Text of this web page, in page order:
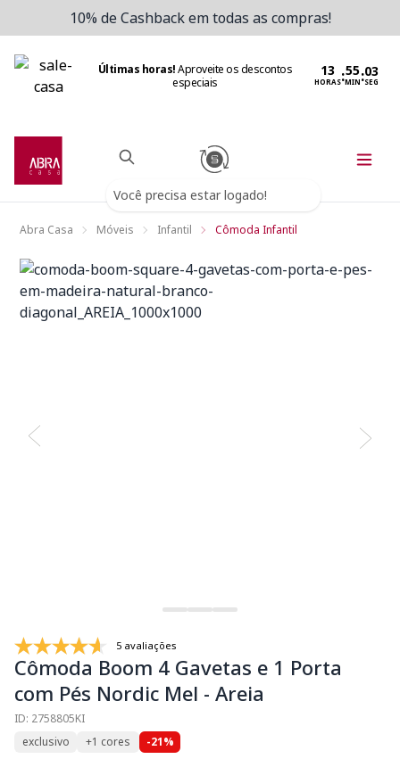
10% de Cashback em todas as compras!
Últimas horas!Aproveite os descontos
especiais
HORAS:MIN:SEG
Você precisa estar logado!
Abra Casa Móveis Infantil Cômoda Infantil
5 avaliações
Cômoda Boom 4 Gavetas e 1 Porta
com Pés Nordic Mel - Areia
ID: 2758805KI
exclusivo
+1 cores -21%